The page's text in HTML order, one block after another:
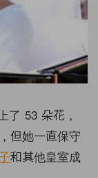
了 53 朵花，
但她一直保守
和其他皇室成